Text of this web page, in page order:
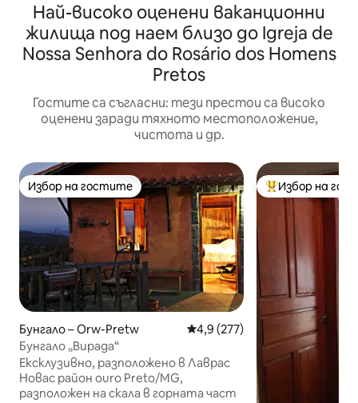
Най-високо оценени ваканционни
жилища под наем близо до Igreja de
Nossa Senhora do Rosário dos Homens
Pretos
Гостите са съгласни: тези престои са високо
оценени заради тяхното местоположение,
чистота и др.
Избор на гостите
Избор на гостите
Бунгало – Orw-Pretw Средна оценка: 4,9 от 5,
4,9 (277)
Бунгало „Вирада“
Ексклузивно, разположено в Лаврас
Новас район ouro Preto/MG,
разположен на скала в горната част
Най-популярен
Избор на